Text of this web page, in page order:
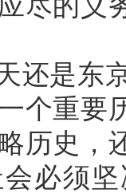
尽的义
还是东
个重要
历史，
必须